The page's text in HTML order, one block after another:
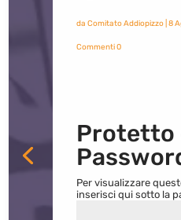
da Comitato Addiopizzo| 8
Commenti 0
Protetto
Per visualizzare
inserisci qui sotto la